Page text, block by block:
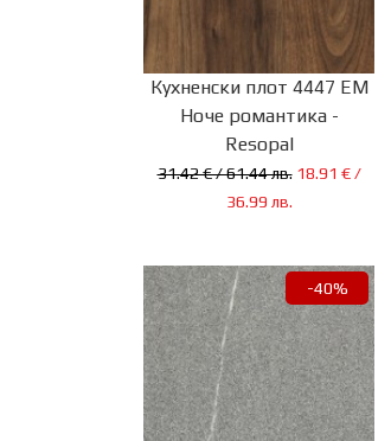
Кухненски плот 4447 ЕМ
Ноче романтика -
Resopal
31.42 € / 61.44 лв. 18.91 € /
36.99 лв.
-40%